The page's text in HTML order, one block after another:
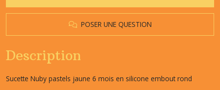
POSER UNE QUESTION
Description
Sucette Nuby pastels jaune 6 mois en silicone embout rond